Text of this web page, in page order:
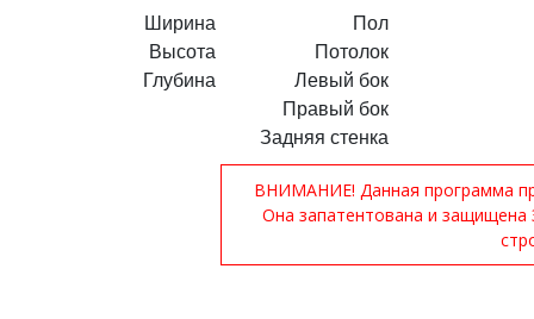
Ширина
Высота
Глубина
Пол
Потолок
Левый бок
Правый бок
Задняя стенка
ВНИМАНИЕ! Данная программа
Она запатентована и